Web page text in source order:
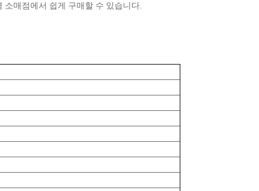
매점에서 쉽게 구매할 수 있습니다.